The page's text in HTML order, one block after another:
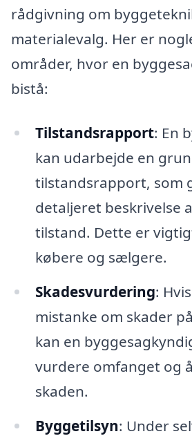
rådgivning om
materialevalg. Her er
områder, hvor en
bistå:
Tilstandsrapport: En
kan udarbejde en
tilstandsrapport, som
detaljeret beskrivelse
tilstand. Dette er
købere og sælgere.
Skadesvurdering:
mistanke om skader
kan en
vurdere omfanget og
skaden.
Byggetilsyn: Under